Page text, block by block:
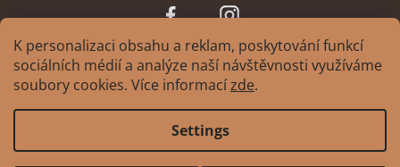
K personalizaci obsahu a reklam, poskytování funkcí
sociálních médií a analýze naší návštěvnosti využíváme
soubory cookies. Více informacízde.
Settings
Face
Insta
reserved.
Edit cookie settings